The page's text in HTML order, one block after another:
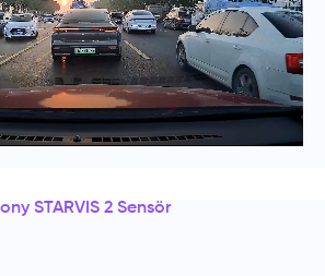
STARVIS 2 Sensör